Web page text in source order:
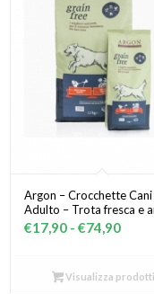
Argon – Crocchette Cani
Adulto – Trota fresca e
€17,90 - €74,90Fascia
Visualizza prodotti